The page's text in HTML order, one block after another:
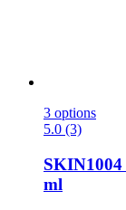
3 options
5.0 (3)
SKIN1004
ml